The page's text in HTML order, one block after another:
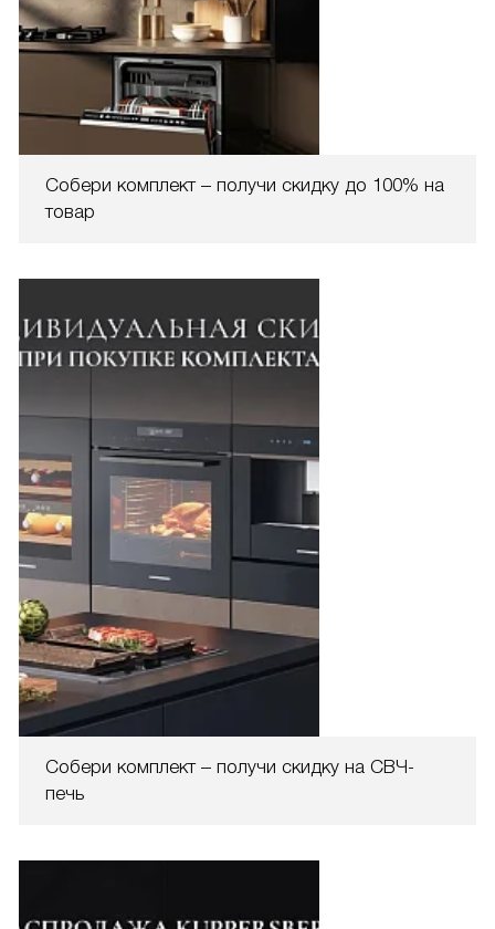
Собери комплект – получи скидку до 100% на
товар
Собери комплект – получи скидку на СВЧ-
печь